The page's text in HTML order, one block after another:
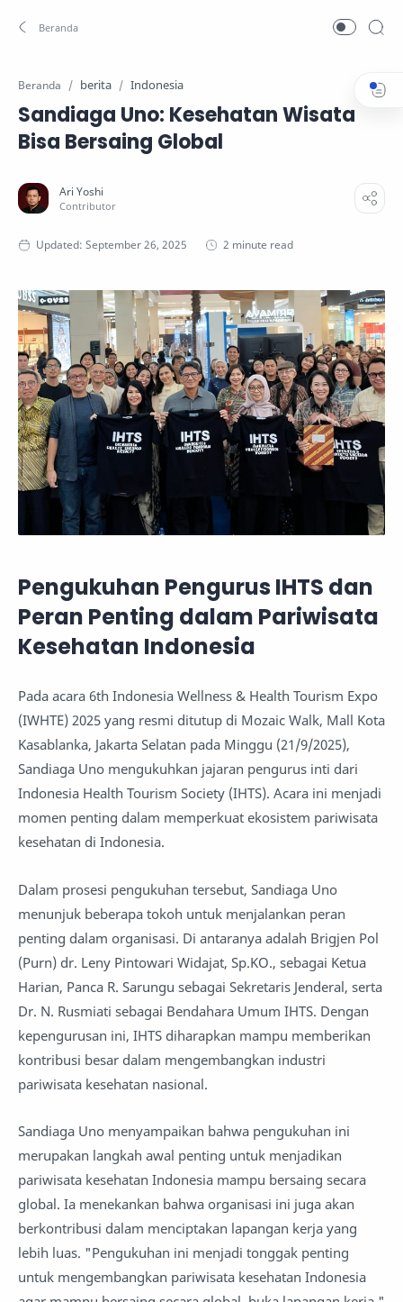
Beranda berita Indonesia
Sandiaga Uno: Kesehatan Wisata
Bisa Bersaing Global
2 minute read
Pengukuhan Pengurus IHTS dan
Peran Penting dalam Pariwisata
Kesehatan Indonesia
Pada acara 6th Indonesia Wellness & Health Tourism Expo
(IWHTE) 2025 yang resmi ditutup di Mozaic Walk, Mall Kota
Kasablanka, Jakarta Selatan pada Minggu (21/9/2025),
Sandiaga Uno mengukuhkan jajaran pengurus inti dari
Indonesia Health Tourism Society (IHTS). Acara ini menjadi
momen penting dalam memperkuat ekosistem pariwisata
kesehatan di Indonesia.
Dalam prosesi pengukuhan tersebut, Sandiaga Uno
menunjuk beberapa tokoh untuk menjalankan peran
penting dalam organisasi. Di antaranya adalah Brigjen Pol
(Purn) dr. Leny Pintowari Widajat, Sp.KO., sebagai Ketua
Harian, Panca R. Sarungu sebagai Sekretaris Jenderal, serta
Dr. N. Rusmiati sebagai Bendahara Umum IHTS. Dengan
kepengurusan ini, IHTS diharapkan mampu memberikan
kontribusi besar dalam mengembangkan industri
pariwisata kesehatan nasional.
Sandiaga Uno menyampaikan bahwa pengukuhan ini
merupakan langkah awal penting untuk menjadikan
pariwisata kesehatan Indonesia mampu bersaing secara
global. Ia menekankan bahwa organisasi ini juga akan
berkontribusi dalam menciptakan lapangan kerja yang
lebih luas. "Pengukuhan ini menjadi tonggak penting
untuk mengembangkan pariwisata kesehatan Indonesia